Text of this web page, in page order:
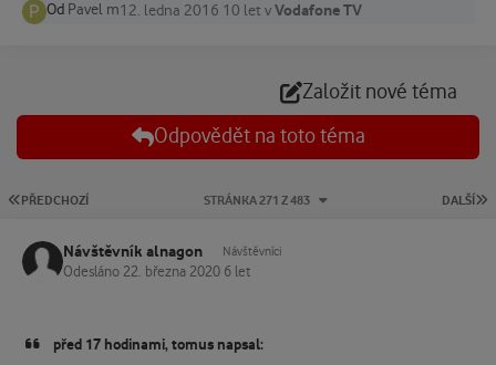
Od Pavel m12. ledna 2016 10 let vVodafone TV
Založit nové téma
Odpovědět na toto téma
PRVNÍ STRÁNKA
PŘEDCHOZÍ DALŠÍ
STRÁNKA 271 Z 483
Návštěvník alnagon Návštěvníci
Odesláno 22. března 2020 6 let
před 17 hodinami, tomus napsal: